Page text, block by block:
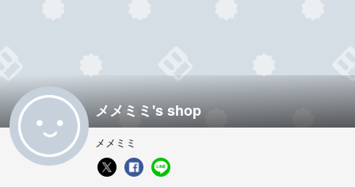
メメミミ's shop
メメミミ